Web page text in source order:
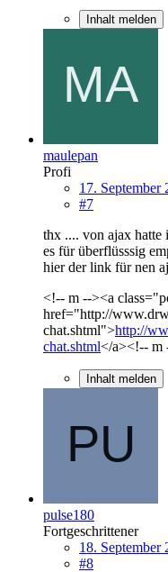
Inhalt melden
maulepan
Profi
17. September
#7
thx .... von ajax hatte
es für überflüsssig
hier der link für nen
<!-- m --><a
href="http://
chat.shtml">http://
chat.shtml</a><!-- m
Inhalt melden
pulse180
Fortgeschrittener
18. September
#8